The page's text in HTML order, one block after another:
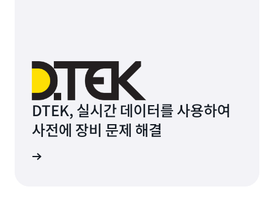
DTEK, 실시간 데이터를 사용하여
사전에 장비 문제 해결